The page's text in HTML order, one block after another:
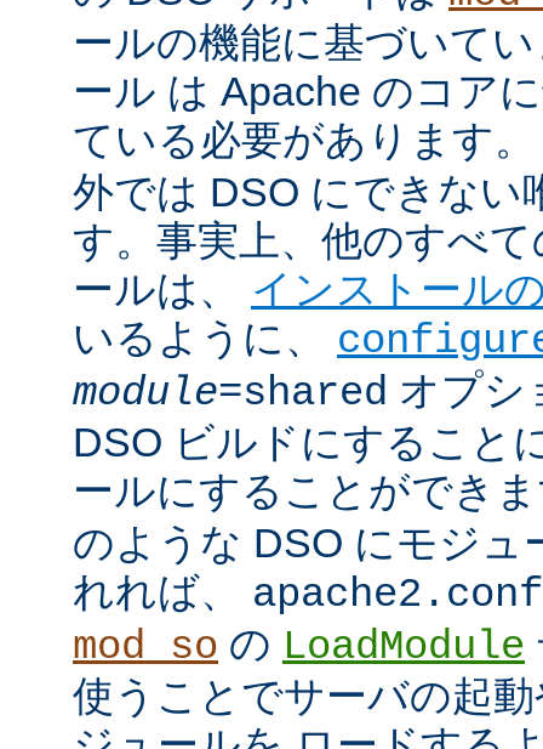
ールの機能に基づいて
ール は Apache のコア
ている必要があります
外では DSO にできない
す。事実上、他のすべ
ールは、 インストール
いるように、
module=shared オプシ
DSO ビルドにすること
ールにすることができ
のような DSO にモジュ
れれば、 apache2.conf
mod_so の LoadModule
使うことでサーバの起